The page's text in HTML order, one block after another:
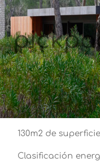
130m2 de
Clasificación